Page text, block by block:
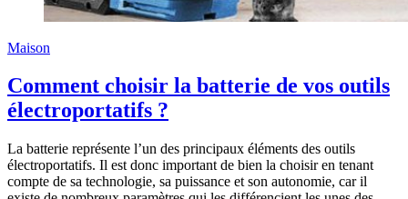
Maison
Comment choisir la batterie de vos outils
électroportatifs ?
La batterie représente l’un des principaux éléments des outils
électroportatifs. Il est donc important de bien la choisir en tenant
compte de sa technologie, sa puissance et son autonomie, car il